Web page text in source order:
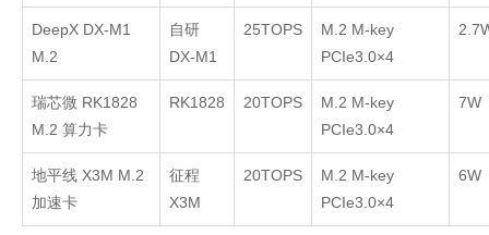
DeepX DX-M1
M.2
自研
DX-M1
25TOPS
M.2 M-key
PCIe3.0×4
瑞芯微 RK1828
M.2 算力卡
RK1828 20TOPS
M.2 M-key
PCIe3.0×4
7W
地平线 X3M M.2
加速卡
征程
X3M
20TOPS
M.2 M-key
PCIe3.0×4
6W